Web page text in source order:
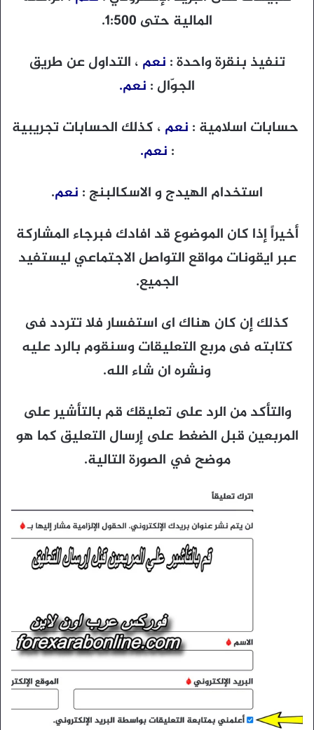
المالية حتى 1:500.
تنفيذ بنقرة واحدة : نعم ، التداول عن طريق
الجوّال : نعم.
حسابات اسلامية : نعم ، كذلك الحسابات تجريبية
: نعم.
استخدام الهيدج و الاسكالبنج : نعم.
أخيراً إذا كان الموضوع قد افادك فبرجاء المشاركة
عبر ايقونات مواقع التواصل الاجتماعي ليستفيد
الجميع.
كذلك إن كان هناك اى استفسار فلا تتردد فى
كتابته فى مربع التعليقات وسنقوم بالرد عليه
ونشره ان شاء الله.
والتأكد من الرد على تعليقك قم بالتأشير على
المربعين قبل الضغط على إرسال التعليق كما هو
موضح في الصورة التالية.